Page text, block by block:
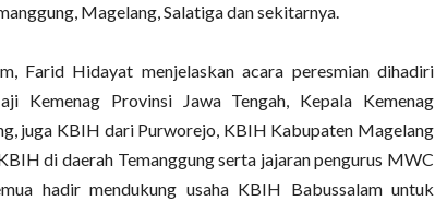
Magelang, Salatiga dan sekitarnya.
Farid Hidayat menjelaskan acara peresmian dihadiri
Provinsi Jawa Tengah, Kepala Kemenag
juga KBIH dari Purworejo, KBIH Kabupaten Magelang
di daerah Temanggung serta jajaran pengurus MWC
hadir mendukung usaha KBIH Babussalam untuk